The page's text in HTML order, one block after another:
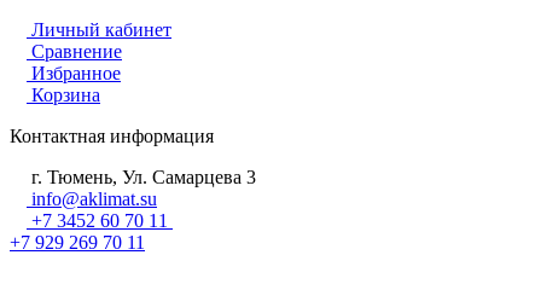
Личный кабинет
Сравнение
Избранное
Корзина
Контактная информация
г. Тюмень, Ул. Самарцева 3
info@aklimat.su
+7 3452 60 70 11
+7 929 269 70 11